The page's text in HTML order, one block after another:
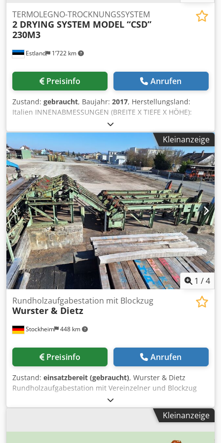
Estland 1’722 km
TERMOLEGNO-TROCKNUNGSSYSTEM
2 DRYING SYSTEM MODEL “CSD”
230M3
Preisinfo Anrufen
Zustand: gebraucht, Baujahr: 2017, Herstellungsland:
Italien INNENABMESSUNGEN (BREITE X TIEFE X HÖHE):
13.200 x 8.900 x 5.400 mm Crsdpfx Acsv Nkaus Dof
AUSSENABMESSUNGEN (BREITE X TIEFE X HÖHE): 14.060 x
9.500 x 6.900 mm LÜFTERMOTOR: 5,5 kW MIT VARIABLER
DREHZAHL MAXIMALE ELEKTRISCHE LEISTUNG DES
LÜFTERS: 55 kW
Kleinanzeige
1 /4
Stockheim 448 km
Rundholzaufgabestation mit Blockzug
Wurster & Dietz
Preisinfo Anrufen
Zustand: einsatzbereit (gebraucht), Wurster & Dietz
Rundholzaufgabestation mit Vereinzelner und Blockzug
mit Ausstoßer Cedpfxoyxrtae Ac Djrf
Kleinanzeige